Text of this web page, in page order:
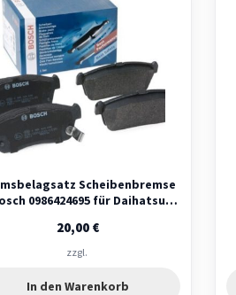
Scheibenbremse
0986424695 für Daihatsu
20,00 €
zzgl.
In den Warenkorb